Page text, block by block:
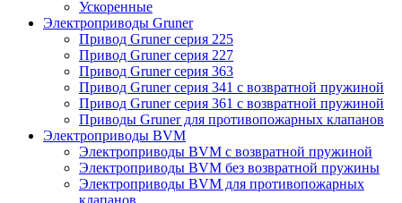
Ускоренные
Электроприводы Gruner
Привод Gruner серия 225
Привод Gruner серия 227
Привод Gruner серия 363
Привод Gruner серия 341 с возвратной пружиной
Привод Gruner серия 361 с возвратной пружиной
Приводы Gruner для противопожарных клапанов
Электроприводы BVM
Электроприводы BVM с возвратной пружиной
Электроприводы BVM без возвратной пружины
Электроприводы BVM для противопожарных
клапанов